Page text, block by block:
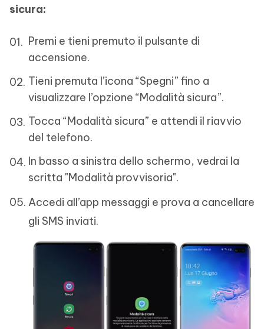
sicura:
Premi e tieni premuto il pulsante di
accensione.
Tieni premuta l’icona “Spegni” fino a
visualizzare l’opzione “Modalità sicura”.
Tocca “Modalità sicura” e attendi il riavvio
del telefono.
In basso a sinistra dello schermo, vedrai la
scritta "Modalità provvisoria".
Accedi all’app messaggi e prova a cancellare
gli SMS inviati.